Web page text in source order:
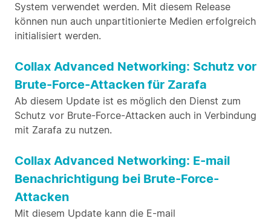
System verwendet werden. Mit diesem Release
können nun auch unpartitionierte Medien erfolgreich
initialisiert werden.
Collax Advanced Networking: Schutz vor
Brute-Force-Attacken für Zarafa
Ab diesem Update ist es möglich den Dienst zum
Schutz vor Brute-Force-Attacken auch in Verbindung
mit Zarafa zu nutzen.
Collax Advanced Networking: E-mail
Benachrichtigung bei Brute-Force-
Attacken
Mit diesem Update kann die E-mail